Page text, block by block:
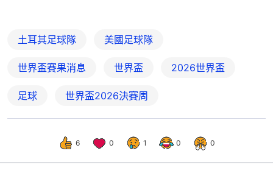
土耳其足球隊 美國足球隊
世界盃賽果消息 世界盃 2026世界盃
足球 世界盃2026決賽周
6 0 1 0 0